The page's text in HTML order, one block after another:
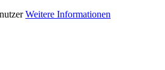
Weitere Informationen